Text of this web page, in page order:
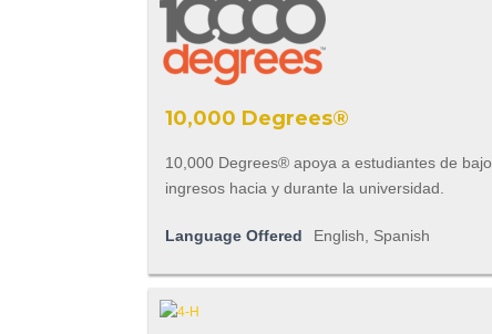
10,000 Degrees®
10,000 Degrees® apoya a estudiantes de
ingresos hacia y durante la universidad.
Language Offered English, Spanish